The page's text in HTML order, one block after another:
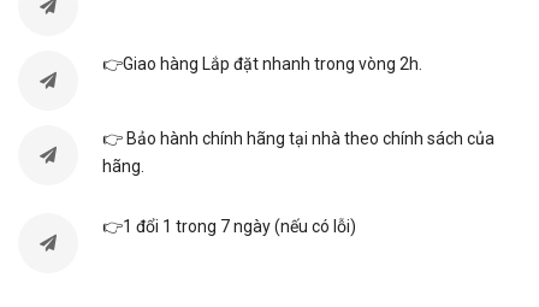
phẩm
👉Giao hàng Lắp đặt nhanh trong vòng 2h.
👉 Bảo hành chính hãng tại nhà theo chính sách của
hãng.
👉1 đổi 1 trong 7 ngày (nếu có lỗi)